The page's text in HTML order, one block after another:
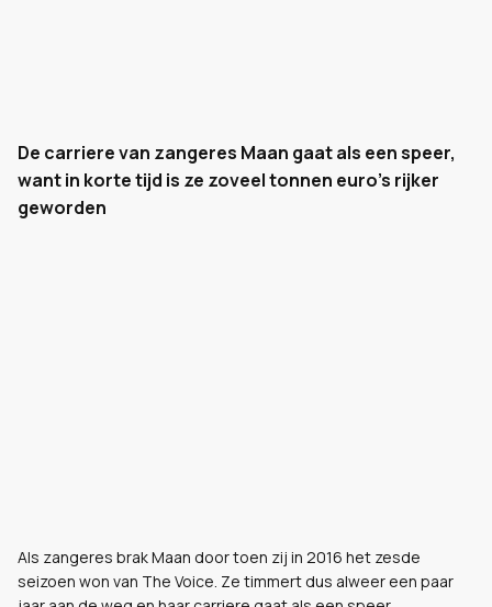
De carriere van zangeres Maan gaat als een speer,
want in korte tijd is ze zoveel tonnen euro's rijker
geworden
Als zangeres brak Maan door toen zij in 2016 het zesde
seizoen won van The Voice. Ze timmert dus alweer een paar